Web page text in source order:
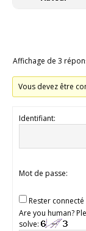
Affichage de 3
Vous devez être
Identifiant:
Mot de passe:
Rester connecté
Are you human?
solve: